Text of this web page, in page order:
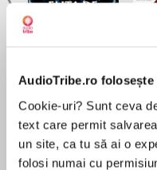
AudioTribe.ro folosește
Cookie-uri? Sunt ceva
text care permit
un site, ca tu să ai o
folosi numai cu
de...
Dani Francis